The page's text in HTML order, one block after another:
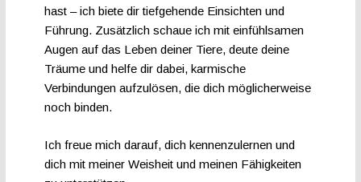
hast – ich biete dir tiefgehende Einsichten und
Führung. Zusätzlich schaue ich mit einfühlsamen
Augen auf das Leben deiner Tiere, deute deine
Träume und helfe dir dabei, karmische
Verbindungen aufzulösen, die dich möglicherweise
noch binden.
Ich freue mich darauf, dich kennenzulernen und
dich mit meiner Weisheit und meinen Fähigkeiten